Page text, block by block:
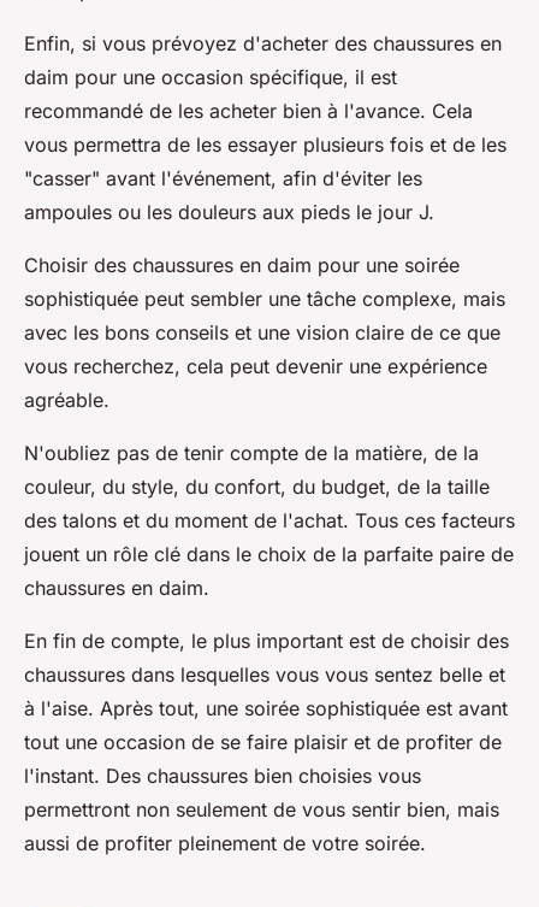
Enfin, si vous prévoyez d'acheter des chaussures en
daim pour une occasion spécifique, il est
recommandé de les acheter bien à l'avance. Cela
vous permettra de les essayer plusieurs fois et de les
"casser" avant l'événement, afin d'éviter les
ampoules ou les douleurs aux pieds le jour J.
Choisir des chaussures en daim pour une soirée
sophistiquée peut sembler une tâche complexe, mais
avec les bons conseils et une vision claire de ce que
vous recherchez, cela peut devenir une expérience
agréable.
N'oubliez pas de tenir compte de la matière, de la
couleur, du style, du confort, du budget, de la taille
des talons et du moment de l'achat. Tous ces facteurs
jouent un rôle clé dans le choix de la parfaite paire de
chaussures en daim.
En fin de compte, le plus important est de choisir des
chaussures dans lesquelles vous vous sentez belle et
à l'aise. Après tout, une soirée sophistiquée est avant
tout une occasion de se faire plaisir et de profiter de
l'instant. Des chaussures bien choisies vous
permettront non seulement de vous sentir bien, mais
aussi de profiter pleinement de votre soirée.